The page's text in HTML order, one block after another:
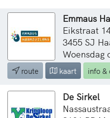
Emmaus
Eikstraat
3455 SJ
Woensdag
route kaart info &
De Sirkel